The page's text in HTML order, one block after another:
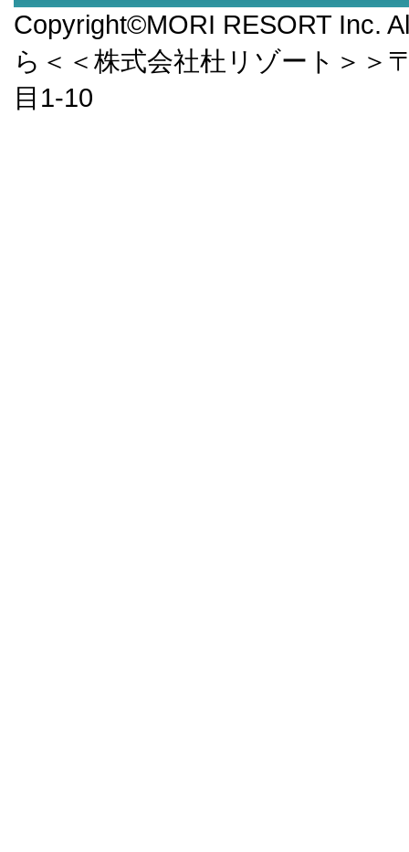
Copyright©MORI RESORT Inc.
ら＜＜株式会社杜リゾート＞＞
目1-10